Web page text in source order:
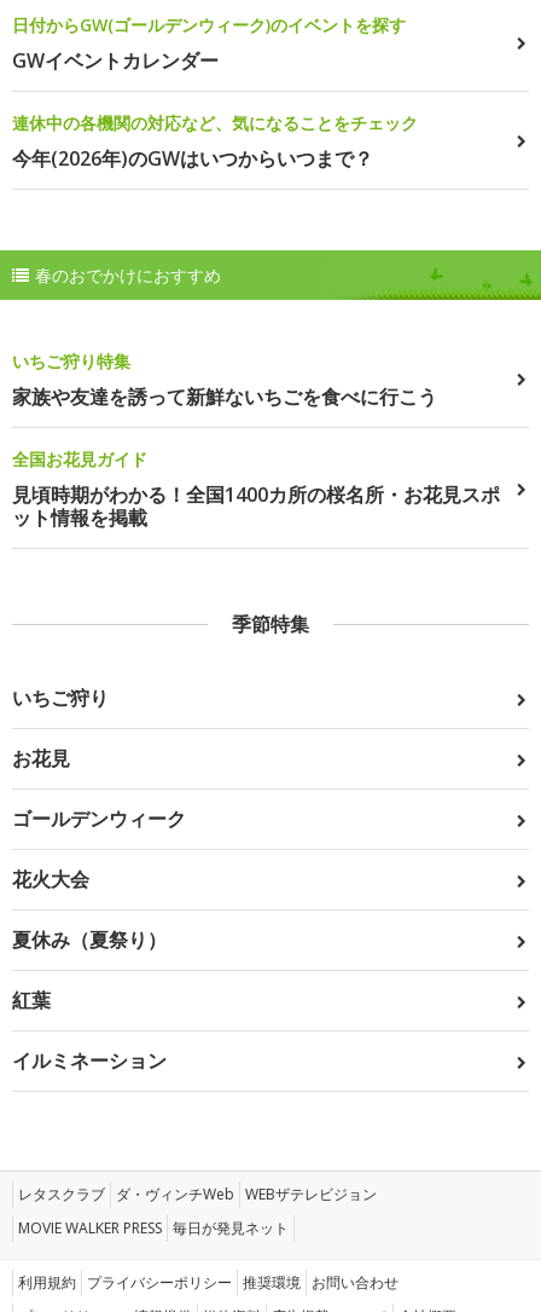
日付からGW(ゴールデンウィーク)のイベントを探す
GWイベントカレンダー
連休中の各機関の対応など、気になることをチェック
今年(2026年)のGWはいつからいつまで？
春のおでかけにおすすめ
いちご狩り特集
家族や友達を誘って新鮮ないちごを食べに行こう
全国お花見ガイド
見頃時期がわかる！全国1400カ所の桜名所・お花見スポ
ット情報を掲載
季節特集
いちご狩り
お花見
ゴールデンウィーク
花火大会
夏休み（夏祭り）
紅葉
イルミネーション
レタスクラブ ダ・ヴィンチWeb WEBザテレビジョン
MOVIE WALKER PRESS 毎日が発見ネット
利用規約 プライバシーポリシー 推奨環境 お問い合わせ